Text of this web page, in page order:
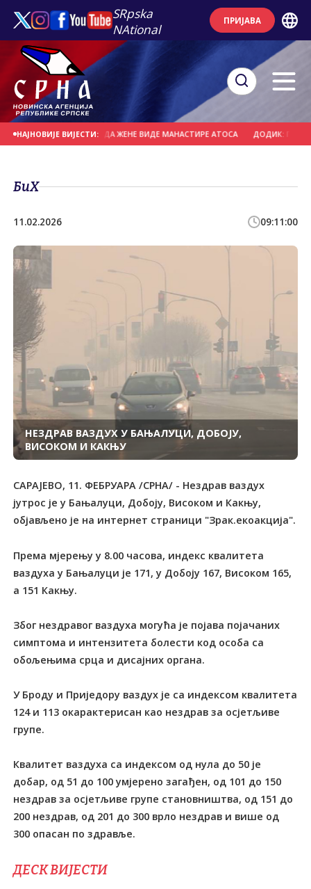
SRpska
NAtional
ПРИЈАВА
НАЈНОВИЈЕ ВИЈЕСТИ:
- ЈЕДИНИ НАЧИН ДА ЖЕНЕ ВИДЕ МАНАСТИРЕ АТОСА ДОДИК:
БиХ
11.02.2026 09:11:00
НЕЗДРАВ ВАЗДУХ У БАЊАЛУЦИ, ДОБОЈУ,
ВИСОКОМ И КАКЊУ
САРАЈЕВО, 11. ФЕБРУАРА /СРНА/ - Нездрав ваздух
јутрос је у Бањалуци, Добоју, Високом и Какњу,
објављено је на интернет страници "Зрак.екоакција".
Према мјерењу у 8.00 часова, индекс квалитета
ваздуха у Бањалуци је 171, у Добоју 167, Високом 165,
а 151 Какњу.
Због нездравог ваздуха могућа је појава појачаних
симптома и интензитета болести код особа са
обољењима срца и дисајних органа.
У Броду и Приједору ваздух је са индексом квалитета
124 и 113 окарактерисан као нездрав за осјетљиве
групе.
Квалитет ваздуха са индексом од нула до 50 је
добар, од 51 до 100 умјерено загађен, од 101 до 150
нездрав за осјетљиве групе становништва, од 151 до
200 нездрав, од 201 до 300 врло нездрав и више од
300 опасан по здравље.
ДЕСК ВИЈЕСТИ